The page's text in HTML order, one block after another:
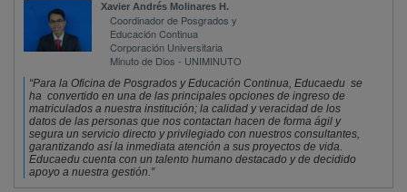
Xavier Andrés Molinares H.
Coordinador de Posgrados y
Educación Continua
Corporación Universitaria
Minuto de Dios - UNIMINUTO
“Para la Oficina de Posgrados y Educación Continua, Educaedu se
ha convertido en una de las principales opciones de ingreso de
matriculados a nuestra institución; la calidad y veracidad de los
datos de las personas que nos contactan hacen de forma ágil y
segura un servicio directo y privilegiado con nuestros consultantes,
garantizando así la inmediata atención a sus proyectos de vida.
Educaedu cuenta con un talento humano destacado y de decidido
apoyo a nuestra gestión.”